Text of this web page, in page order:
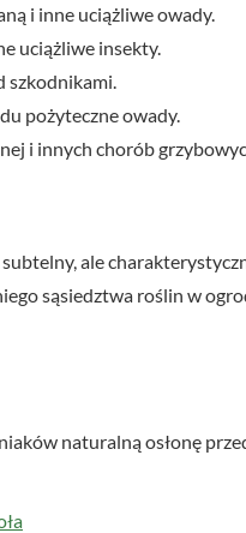
i inne uciążliwe owady.
uciążliwe insekty.
szkodnikami.
pożyteczne owady.
i innych chorób
ale
sąsiedztwa roślin w
naturalną osłonę